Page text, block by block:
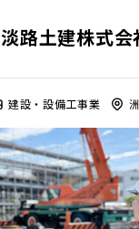
淡路土建株式会
建設・設備工事業